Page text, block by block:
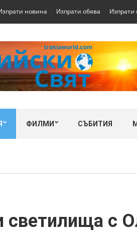
новина Изпрати обява Изпрати
ФИЛМИ СЪБИТИЯ
с